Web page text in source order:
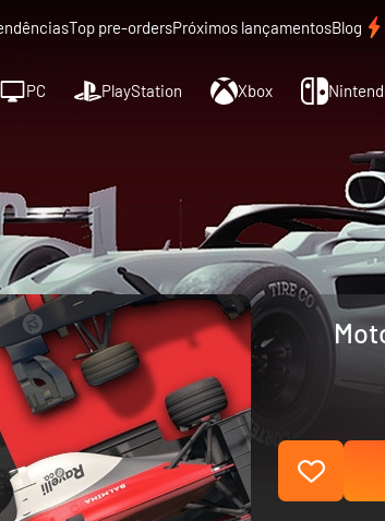
Top pre-ordersPróximos lançamentosBlog
PC PlayStation Xbox